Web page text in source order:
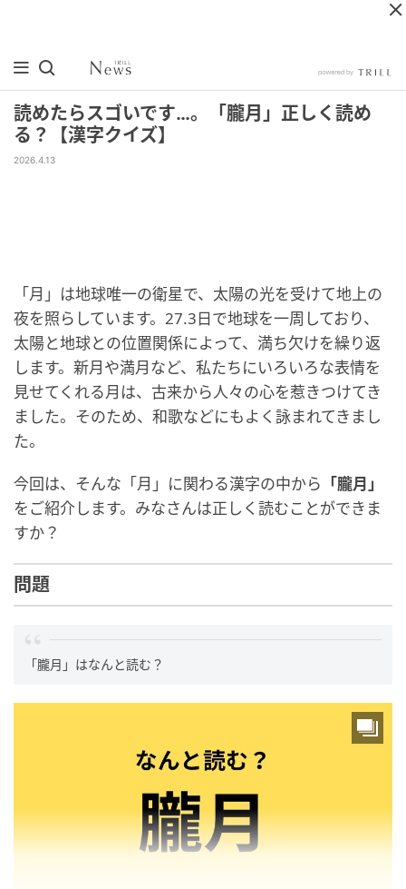
読めたらスゴいです…。「朧月」正しく読め
る？【漢字クイズ】
2026.4.13
「月」は地球唯一の衛星で、太陽の光を受けて地上の
夜を照らしています。27.3日で地球を一周しており、
太陽と地球との位置関係によって、満ち欠けを繰り返
します。新月や満月など、私たちにいろいろな表情を
見せてくれる月は、古来から人々の心を惹きつけてき
ました。そのため、和歌などにもよく詠まれてきまし
た。
今回は、そんな「月」に関わる漢字の中から 「朧月」
をご紹介します。みなさんは正しく読むことができま
すか？
問題
「朧月」はなんと読む？